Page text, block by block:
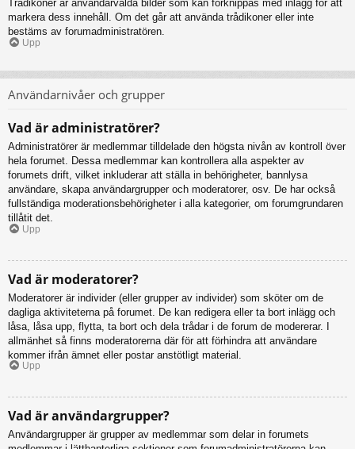
Trådikoner är användarvalda bilder som kan förknippas med inlägg för att
markera dess innehåll. Om det går att använda trådikoner eller inte
bestäms av forumadministratören.
Upp
Användarnivåer och grupper
Vad är administratörer?
Administratörer är medlemmar tilldelade den högsta nivån av kontroll över
hela forumet. Dessa medlemmar kan kontrollera alla aspekter av
forumets drift, vilket inkluderar att ställa in behörigheter, bannlysa
användare, skapa användargrupper och moderatorer, osv. De har också
fullständiga moderationsbehörigheter i alla kategorier, om forumgrundaren
tillåtit det.
Upp
Vad är moderatorer?
Moderatorer är individer (eller grupper av individer) som sköter om de
dagliga aktiviteterna på forumet. De kan redigera eller ta bort inlägg och
låsa, låsa upp, flytta, ta bort och dela trådar i de forum de modererar. I
allmänhet så finns moderatorerna där för att förhindra att användare
kommer ifrån ämnet eller postar anstötligt material.
Upp
Vad är användargrupper?
Användargrupper är grupper av medlemmar som delar in forumets